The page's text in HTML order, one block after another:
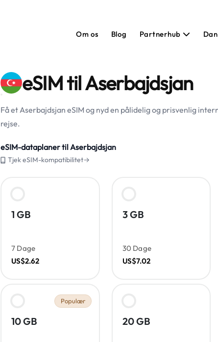
Om os Blog Partnerhub
eSIM til Aserbajdsjan
Få et Aserbajdsjan eSIM og nyd en pålidelig og prisvenlig
rejse.
eSIM-dataplaner til Aserbajdsjan
Tjek eSIM-kompatibilitet→
1 GB
7 Dage
US$2.62
3 GB
30 Dage
US$7.02
Populær
10 GB 20 GB